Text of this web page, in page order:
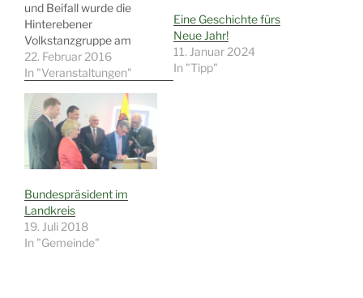
und Beifall wurde die
Hinterebener
Volkstanzgruppe am
Schluss des 5.
Multikulturellen Treffens
eine Vorstellung!
Angefangen hatte alles
ganz harmlos mit der
Vorführung
verschiedener
Als nächstes kam bereits
den Auftritt der
elfjährigen Astrid Gaaß
die mit ihrer
22. Februar 2016
In "Veranstaltungen"
Eine Geschichte fürs
Neue Jahr!
11. Januar 2024
In "Tipp"
Bundespräsident im
Landkreis
19. Juli 2018
In "Gemeinde"